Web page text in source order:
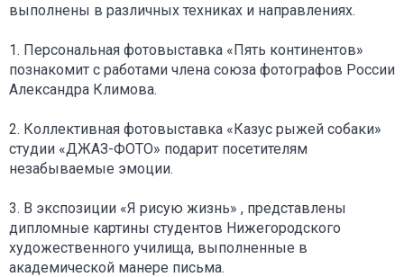
выполнены в различных техниках и направлениях.
1. Персональная фотовыставка «Пять континентов»
познакомит с работами члена союза фотографов России
Александра Климова.
2. Коллективная фотовыставка «Казус рыжей собаки»
студии «ДЖАЗ-ФОТО» подарит посетителям
незабываемые эмоции.
3. В экспозиции «Я рисую жизнь» , представлены
дипломные картины студентов Нижегородского
художественного училища, выполненные в
академической манере письма.